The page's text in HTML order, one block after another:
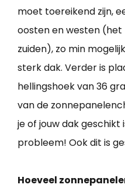
moet toereikend zijn,
oosten en westen
zuiden), zo min
sterk dak. Verder is
hellingshoek van 36
van de
je of jouw dak geschikt
probleem! Ook dit is
Hoeveel